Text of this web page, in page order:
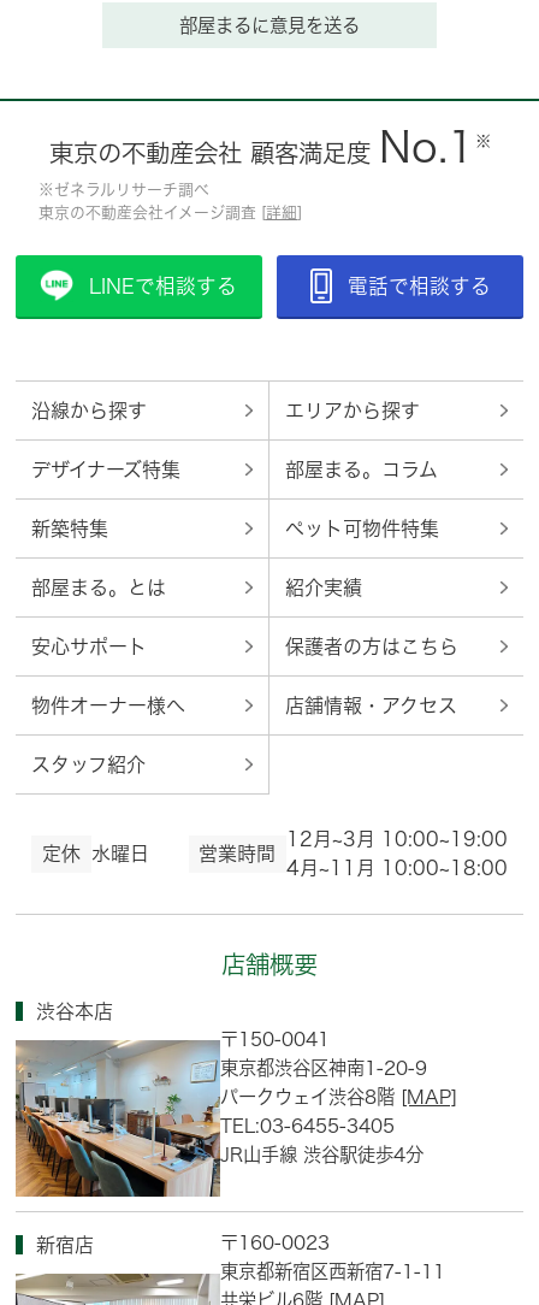
部屋まるに意見を送る
東京の不動産会社 顧客満足度 No.1 ※
※ゼネラルリサーチ調べ
東京の不動産会社イメージ調査 [詳細]
LINEで相談する 電話で相談する
沿線から探す エリアから探す
デザイナーズ特集 部屋まる。コラム
新築特集 ペット可物件特集
部屋まる。とは 紹介実績
安心サポート 保護者の方はこちら
物件オーナー様へ 店舗情報・アクセス
スタッフ紹介
定休 水曜日 営業時間
12月~3月 10:00~19:00
4月~11月 10:00~18:00
店舗概要
渋谷本店
〒150-0041
東京都渋谷区神南1-20-9
パークウェイ渋谷8階 [MAP]
TEL:03-6455-3405
JR山手線 渋谷駅徒歩4分
新宿店
〒160-0023
東京都新宿区西新宿7-1-11
共栄ビル6階 [MAP]